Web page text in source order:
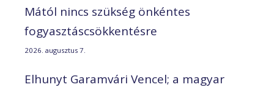
Mától nincs szükség önkéntes
fogyasztáscsökkentésre
2026. augusztus 7.
Elhunyt Garamvári Vencel; a magyar